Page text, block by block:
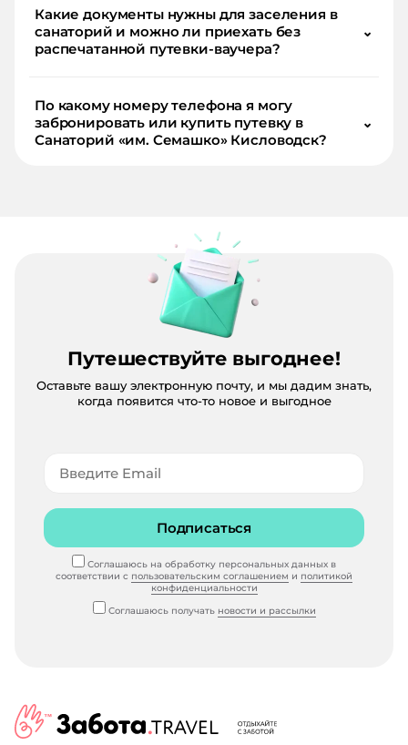
Какие документы нужны для заселения в
санаторий и можно ли приехать без
распечатанной путевки-ваучера?
⌄
По какому номеру телефона я могу
забронировать или купить путевку в
Санаторий «им. Семашко» Кисловодск?
⌄
Путешествуйте выгоднее!
Оставьте вашу электронную почту, и мы дадим знать,
когда появится что-то новое и выгодное
Подписаться
Соглашаюсь на обработку персональных данных в
соответствии с пользовательским соглашением и политикой
конфиденциальности
Соглашаюсь получать новости и рассылки